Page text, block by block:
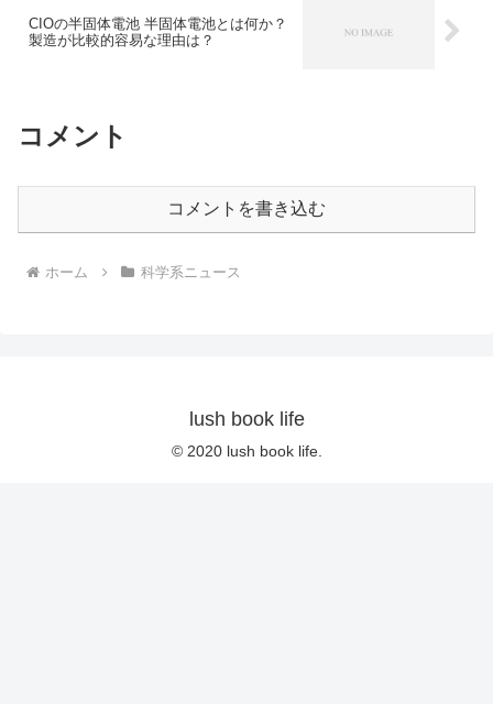
CIOの半固体電池 半固体電池とは何か？
製造が比較的容易な理由は？
コメント
コメントを書き込む
ホーム 科学系ニュース
lush book life
© 2020 lush book life.